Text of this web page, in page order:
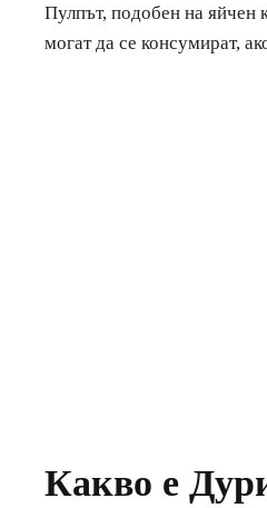
Пулпът, подобен на яйчен
могат да се консумират,
Какво е